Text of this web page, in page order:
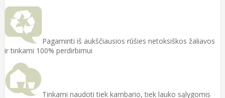
Pagaminti iš aukščiausios rūšies netoksiškos žaliavos
ir tinkami 100% perdirbimui
Tinkami naudoti tiek kambario, tiek lauko sąlygomis